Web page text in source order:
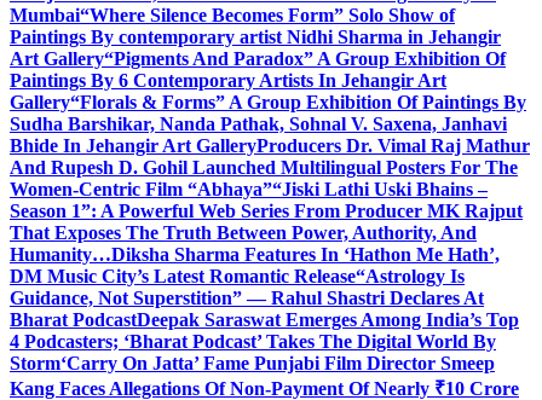
Mumbai“Where Silence Becomes Form” Solo Show of
Paintings By contemporary artist Nidhi Sharma in Jehangir
Art Gallery“Pigments And Paradox” A Group Exhibition Of
Paintings By 6 Contemporary Artists In Jehangir Art
Gallery“Florals & Forms” A Group Exhibition Of Paintings By
Sudha Barshikar, Nanda Pathak, Sohnal V. Saxena, Janhavi
Bhide In Jehangir Art GalleryProducers Dr. Vimal Raj Mathur
And Rupesh D. Gohil Launched Multilingual Posters For The
Women-Centric Film “Abhaya”“Jiski Lathi Uski Bhains –
Season 1”: A Powerful Web Series From Producer MK Rajput
That Exposes The Truth Between Power, Authority, And
Humanity…Diksha Sharma Features In ‘Hathon Me Hath’,
DM Music City’s Latest Romantic Release“Astrology Is
Guidance, Not Superstition” — Rahul Shastri Declares At
Bharat PodcastDeepak Saraswat Emerges Among India’s Top
4 Podcasters; ‘Bharat Podcast’ Takes The Digital World By
Storm‘Carry On Jatta’ Fame Punjabi Film Director Smeep
Kang Faces Allegations Of Non-Payment Of Nearly ₹10 Crore